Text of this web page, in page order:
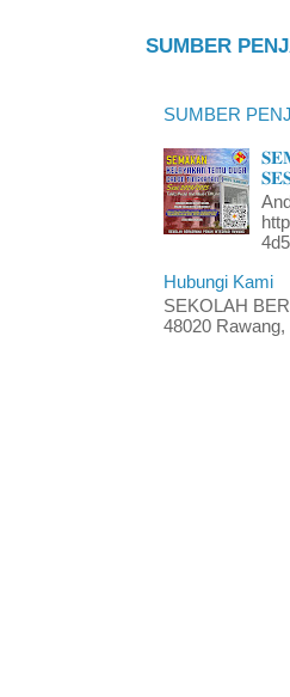
SUMBER
SUMBER
Hubungi Kami
SEKOLAH
48020 Rawang,